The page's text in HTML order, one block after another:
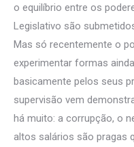
o equilíbrio entre os
Legislativo são
Mas só recentemente o
experimentar formas
basicamente pelos seus
supervisão vem
há muito: a corrupção, o
altos salários são pragas